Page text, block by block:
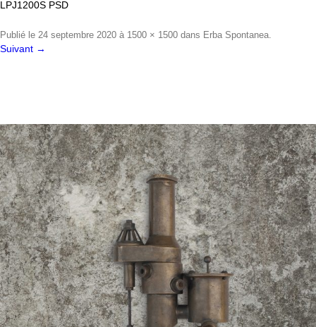
LPJ1200S PSD
Publié le 24 septembre 2020 à 1500 × 1500 dans Erba Spontanea.
Suivant →